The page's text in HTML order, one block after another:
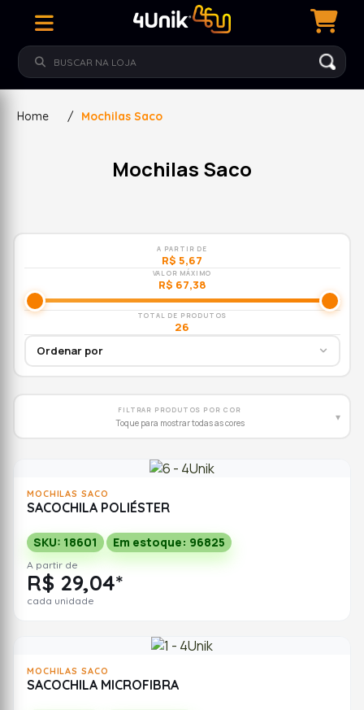
Home / Mochilas Saco
Mochilas Saco
A PARTIR DE
R$ 5,67
VALOR MÁXIMO
R$ 67,38
TOTAL DE PRODUTOS
26
FILTRAR PRODUTOS POR COR
Toque para mostrar todas as cores ▾
MOCHILAS SACO
SACOCHILA POLIÉSTER
SKU: 18601 Em estoque: 96825
A partir de
R$ 29,04*
cada unidade
MOCHILAS SACO
SACOCHILA MICROFIBRA